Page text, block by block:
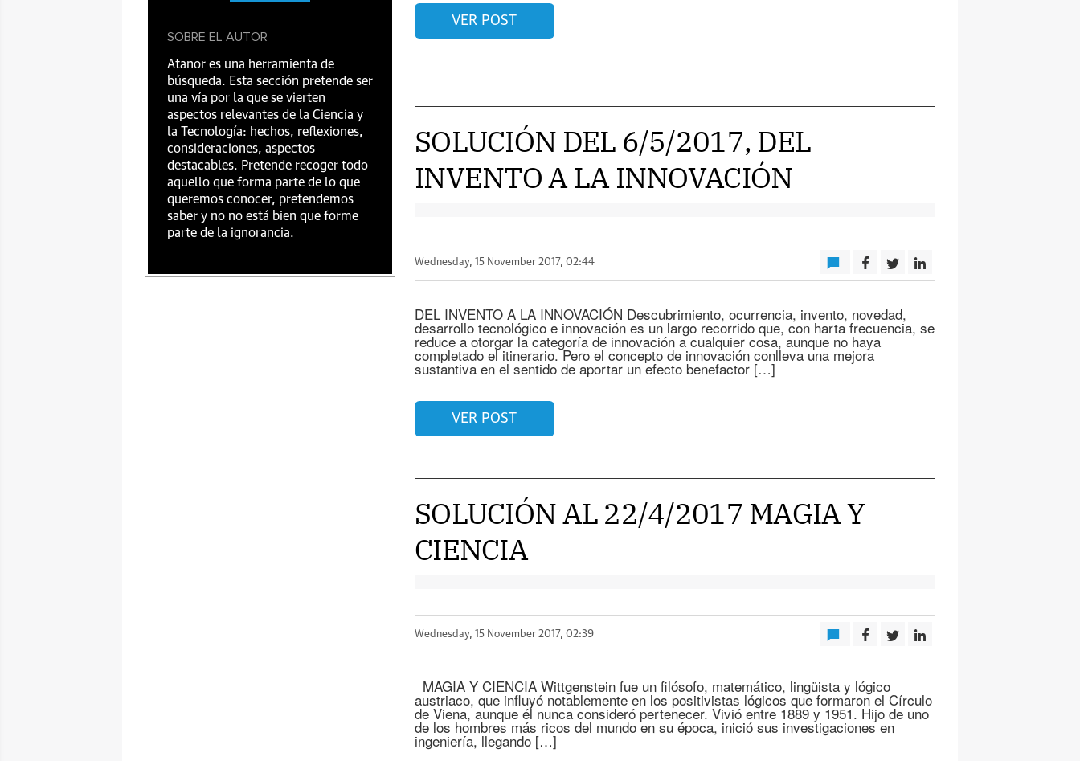
VER POST
SOLUCIÓN DEL 6/5/2017, DEL
INVENTO A LA INNOVACIÓN
Wednesday, 15 November 2017, 02:44
DEL INVENTO A LA INNOVACIÓN Descubrimiento, ocurrencia, invento, novedad,
desarrollo tecnológico e innovación es un largo recorrido que, con harta frecuencia, se
reduce a otorgar la categoría de innovación a cualquier cosa, aunque no haya
completado el itinerario. Pero el concepto de innovación conlleva una mejora
sustantiva en el sentido de aportar un efecto benefactor […]
VER POST
SOLUCIÓN AL 22/4/2017 MAGIA Y
CIENCIA
Wednesday, 15 November 2017, 02:39
MAGIA Y CIENCIA Wittgenstein fue un filósofo, matemático, lingüista y lógico
austriaco, que influyó notablemente en los positivistas lógicos que formaron el Círculo
de Viena, aunque él nunca consideró pertenecer. Vivió entre 1889 y 1951. Hijo de uno
de los hombres más ricos del mundo en su época, inició sus investigaciones en
ingeniería, llegando […]
SOBRE EL AUTOR
Atanor es una herramienta de
búsqueda. Esta sección pretende ser
una vía por la que se vierten
aspectos relevantes de la Ciencia y
la Tecnología: hechos, reflexiones,
consideraciones, aspectos
destacables. Pretende recoger todo
aquello que forma parte de lo que
queremos conocer, pretendemos
saber y no no está bien que forme
parte de la ignorancia.